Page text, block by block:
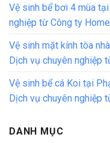
Vệ sinh bể bơi 4 mùa
nghiệp từ Công ty
Vệ sinh mặt kính tòa
Dịch vụ chuyên nghiệp
Vệ sinh bể cá Koi tại
Dịch vụ chuyên nghiệp
DANH MỤC